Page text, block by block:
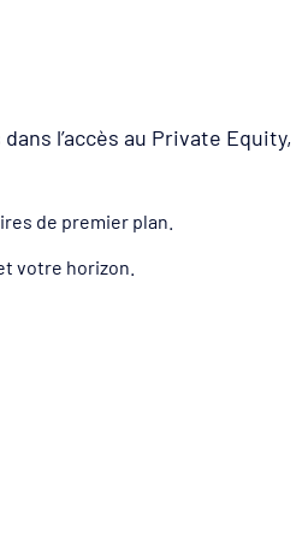
l’accès au Private Equity,
de premier plan.
votre horizon.